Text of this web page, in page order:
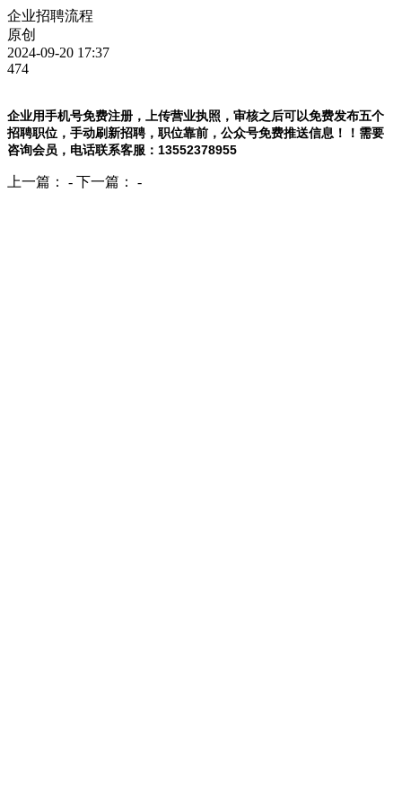
企业招聘流程
原创
2024-09-20 17:37
474
企业用手机号免费注册，上传营业执照，审核之后可以免费发布五个
招聘职位，手动刷新招聘，职位靠前，公众号免费推送信息！！需要
咨询会员，电话联系客服：13552378955
上一篇： - 下一篇： -